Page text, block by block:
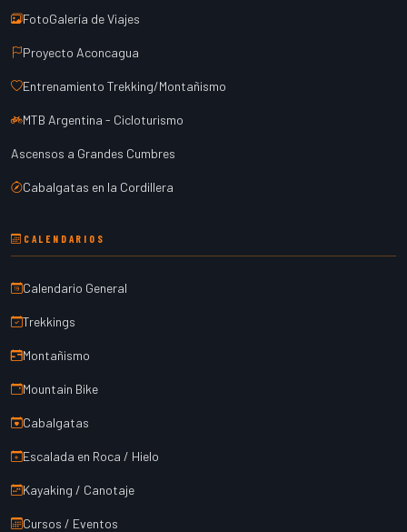
FotoGalería de Viajes
Proyecto Aconcagua
Entrenamiento Trekking/Montañismo
MTB Argentina - Cicloturismo
Ascensos a Grandes Cumbres
Cabalgatas en la Cordillera
CALENDARIOS
Calendario General
Trekkings
Montañismo
Mountain Bike
Cabalgatas
Escalada en Roca / Hielo
Kayaking / Canotaje
Cursos / Eventos